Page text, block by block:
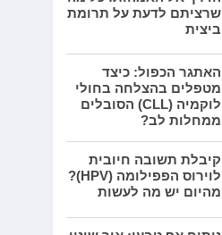
שרציתם לדעת על תרומת
ביצית
האתגר הכפול: כיצד
מטפלים בהצלחה בחולי
לוקמיה (CLL) הסובלים
ממחלות לב?
קיבלת תשובה חיובית
לוירוס הפפילומה (HPV)?
מהיום יש מה לעשות